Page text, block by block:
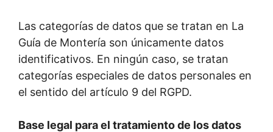
Las categorías de datos que se tratan en La
Guía de Montería son únicamente datos
identificativos. En ningún caso, se tratan
categorías especiales de datos personales en
el sentido del artículo 9 del RGPD.
Base legal para el tratamiento de los datos